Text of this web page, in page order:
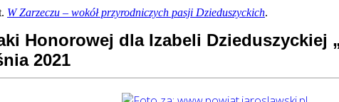
W Zarzeczu – wokół przyrodniczych pasji Dzieduszyckich.
Honorowej dla Izabeli Dzieduszyckiej
2021